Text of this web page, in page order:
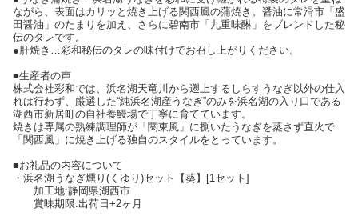
ながら、表面はカリッと焼き上げる関西風の蒲焼き。醤油に常滑市「盛
田醤油」のたまりを加え、さらに碧南市「九重味醂」をブレンドした秘
伝のタレです。
●肝焼き…彩和秘伝のタレの味付けでお召し上がりください。
■生産者の声
株式会社彩和では、浜名湖天竜川から遡上するしらすうなぎ以外の仕入
れは行わず、厳選した“純浜名湖産うなぎ”のみを浜名湖の入り口である
湖西市新居町の自社養鰻場で丁寧に育てています。
焼きは専属の熟練調理師が「関東風」に捌いたうなぎを蒸さず直火で
「関西風」に焼き上げる独自のスタイルをとっています。
■お礼品の内容について
・浜名湖うなぎ燻り(くゆり)セット【葵】[1セット]
加工地:静岡県湖西市
賞味期限:出荷日+2ヶ月